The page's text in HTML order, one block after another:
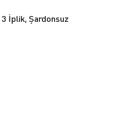
İplik, Şardonsuz